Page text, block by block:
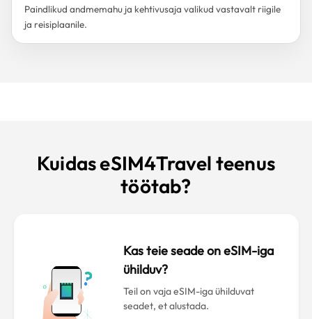
Paindlikud andmemahu ja kehtivusaja valikud vastavalt riigile
ja reisiplaanile.
Kuidas eSIM4Travel teenus
töötab?
Kas teie seade on eSIM-iga
ühilduv?
Teil on vaja eSIM-iga ühilduvat
seadet, et alustada.